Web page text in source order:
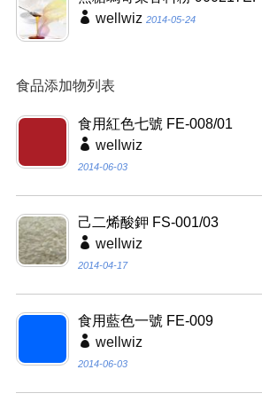
wellwiz 2014-05-24
食品添加物列表
食用紅色七號 FE-008/01
wellwiz
2014-06-03
己二烯酸鉀 FS-001/03
wellwiz
2014-04-17
食用藍色一號 FE-009
wellwiz
2014-06-03